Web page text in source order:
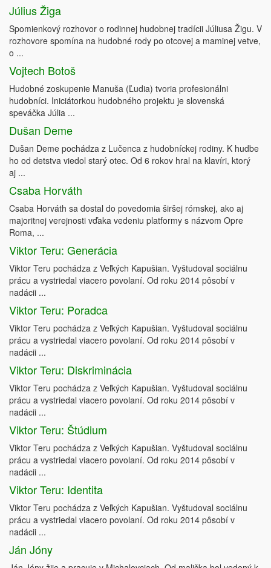
Július Žiga
Spomienkový rozhovor o rodinnej hudobnej tradícii Júliusa Žigu. V
rozhovore spomína na hudobné rody po otcovej a maminej vetve,
o ...
Vojtech Botoš
Hudobné zoskupenie Manuša (Ľudia) tvoria profesionálni
hudobníci. Iniciátorkou hudobného projektu je slovenská
speváčka Júlia ...
Dušan Deme
Dušan Deme pochádza z Lučenca z hudobníckej rodiny. K hudbe
ho od detstva viedol starý otec. Od 6 rokov hral na klavíri, ktorý
aj ...
Csaba Horváth
Csaba Horváth sa dostal do povedomia širšej rómskej, ako aj
majoritnej verejnosti vďaka vedeniu platformy s názvom Opre
Roma, ...
Viktor Teru: Generácia
Viktor Teru pochádza z Veľkých Kapušian. Vyštudoval sociálnu
prácu a vystriedal viacero povolaní. Od roku 2014 pôsobí v
nadácii ...
Viktor Teru: Poradca
Viktor Teru pochádza z Veľkých Kapušian. Vyštudoval sociálnu
prácu a vystriedal viacero povolaní. Od roku 2014 pôsobí v
nadácii ...
Viktor Teru: Diskriminácia
Viktor Teru pochádza z Veľkých Kapušian. Vyštudoval sociálnu
prácu a vystriedal viacero povolaní. Od roku 2014 pôsobí v
nadácii ...
Viktor Teru: Štúdium
Viktor Teru pochádza z Veľkých Kapušian. Vyštudoval sociálnu
prácu a vystriedal viacero povolaní. Od roku 2014 pôsobí v
nadácii ...
Viktor Teru: Identita
Viktor Teru pochádza z Veľkých Kapušian. Vyštudoval sociálnu
prácu a vystriedal viacero povolaní. Od roku 2014 pôsobí v
nadácii ...
Ján Jóny